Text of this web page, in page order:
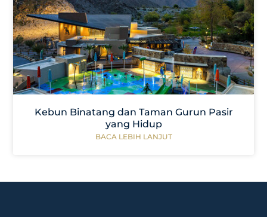
Kebun Binatang dan Taman Gurun Pasir
yang Hidup
BACA LEBIH LANJUT